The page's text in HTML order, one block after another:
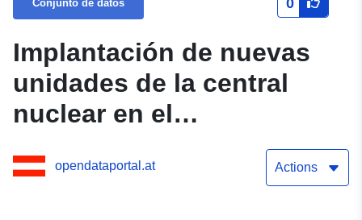
Conjunto de datos
Implantación de nuevas
unidades de la central
nuclear en el
emplazamiento de Paks
opendataportal.at Actions